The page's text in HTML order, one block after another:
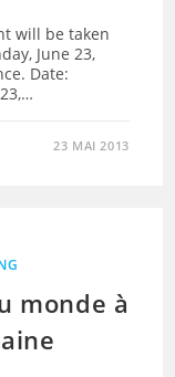
will be taken
June 23,
Date:
23 MAI 2013
monde à